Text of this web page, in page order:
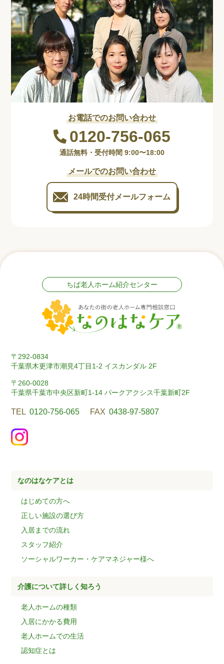
お電話でのお問い合わせ
0120-756-065
通話無料・受付時間 9:00〜18:00
メールでのお問い合わせ
24時間受付メールフォーム
ちば老人ホーム紹介センター
〒292-0834
千葉県木更津市潮見4丁目1-2 イスカンダル 2F
〒260-0028
千葉県千葉市中央区新町1-14 パークアクシス千葉新町2F
TEL 0120-756-065 FAX 0438-97-5807
なのはなケアとは
はじめての方へ
正しい施設の選び方
入居までの流れ
スタッフ紹介
ソーシャルワーカー・ケアマネジャー様へ
介護について詳しく知ろう
老人ホームの種類
入居にかかる費用
老人ホームでの生活
認知症とは